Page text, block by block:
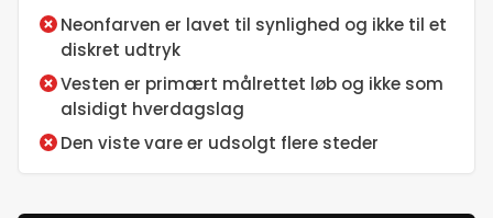
Neonfarven er lavet til synlighed og ikke til et
diskret udtryk
Vesten er primært målrettet løb og ikke som
alsidigt hverdagslag
Den viste vare er udsolgt flere steder